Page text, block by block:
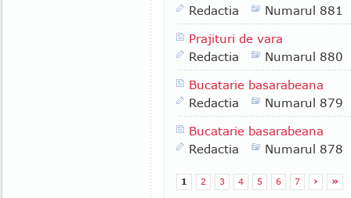
Redactia
Numarul 881
Prajituri de vara
Redactia
Numarul 880
Bucatarie basarabeana
Redactia
Numarul 879
Bucatarie basarabeana
Redactia
Numarul 878
1 2 3 4 5 6 7 › »